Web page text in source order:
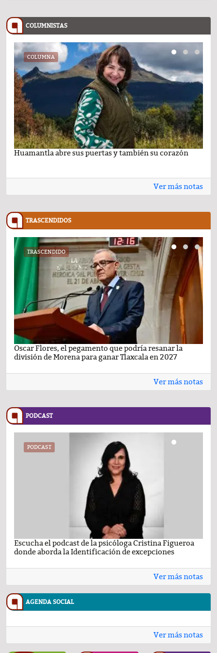
COLUMNISTAS
COLUMNA
Huamantla abre sus puertas y también su corazón
Ver más notas
TRASCENDIDOS
TRASCENDIDO
Oscar Flores, el pegamento que podría resanar la
división de Morena para ganar Tlaxcala en 2027
Ver más notas
PODCAST
PODCAST
Escucha el podcast de la psicóloga Cristina Figueroa
donde aborda la Identificación de excepciones
Ver más notas
AGENDA SOCIAL
Ver más notas